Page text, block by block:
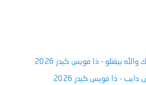
بيقتلو - ذا فويس كيدز 2026
دايب - ذا فويس كيدز 2026